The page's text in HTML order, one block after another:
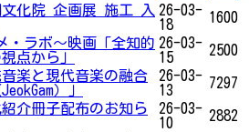
文化院 企画展 施工 入 26-03-
18
1600
・ラボ～映画「全知的
点から」
26-03-
15
2500
楽と現代音楽の融合
）」
26-03-
13
7297
介冊子配布のお知ら
26-03-
10
2882